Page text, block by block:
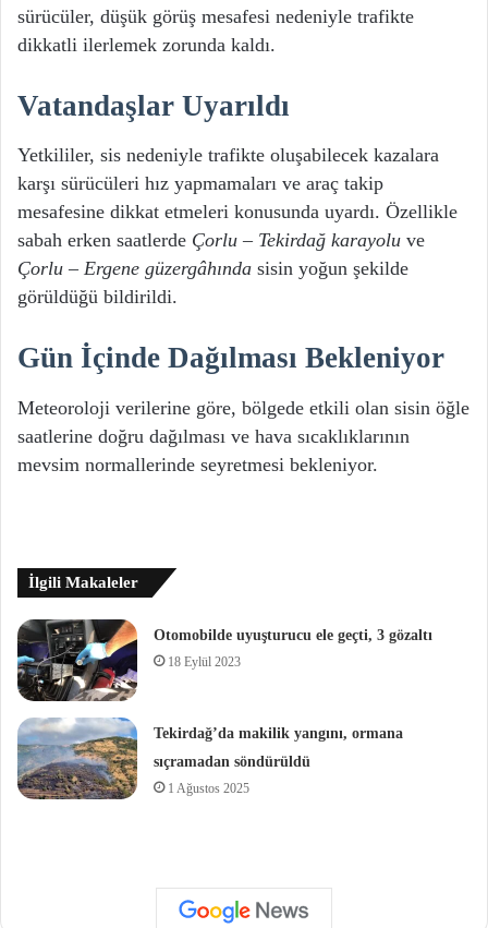
sürücüler, düşük görüş mesafesi nedeniyle trafikte
dikkatli ilerlemek zorunda kaldı.
Vatandaşlar Uyarıldı
Yetkililer, sis nedeniyle trafikte oluşabilecek kazalara
karşı sürücüleri hız yapmamaları ve araç takip
mesafesine dikkat etmeleri konusunda uyardı. Özellikle
sabah erken saatlerde Çorlu – Tekirdağ karayolu ve
Çorlu – Ergene güzergâhında sisin yoğun şekilde
görüldüğü bildirildi.
Gün İçinde Dağılması Bekleniyor
Meteoroloji verilerine göre, bölgede etkili olan sisin öğle
saatlerine doğru dağılması ve hava sıcaklıklarının
mevsim normallerinde seyretmesi bekleniyor.
İlgili Makaleler
Otomobilde uyuşturucu ele geçti, 3 gözaltı
18 Eylül 2023
Tekirdağ’da makilik yangını, ormana
sıçramadan söndürüldü
1 Ağustos 2025